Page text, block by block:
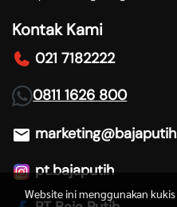
Kontak Kami
021 7182222
0811 1626 800
pt.bajaputih
Website ini menggunakan